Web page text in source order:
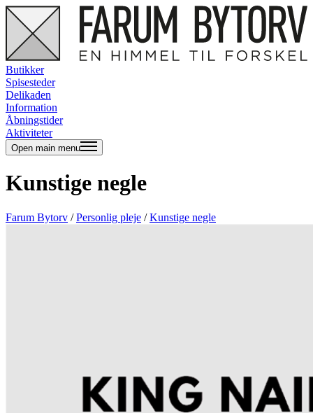
Butikker
Spisesteder
Delikaden
Information
Åbningstider
Aktiviteter
Open main menu
Kunstige negle
Farum Bytorv /Personlig pleje /Kunstige negle